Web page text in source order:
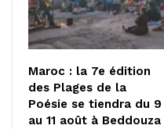
Maroc : la 7e édition
des Plages de la
Poésie se tiendra du 9
au 11 août à Beddouza